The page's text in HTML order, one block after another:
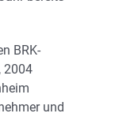
BRK-
2004
und